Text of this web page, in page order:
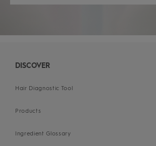
DISCOVER
Hair Diagnostic Tool
Products
Ingredient Glossary